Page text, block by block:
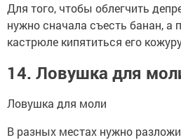
Для того, чтобы облегчить
нужно сначала съесть банан, а
кастрюле кипятиться его
14. Ловушка для
Ловушка для моли
В разных местах нужно